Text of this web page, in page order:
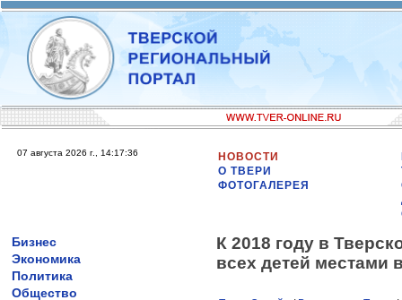
07 августа 2026 г., 14:17:36
НОВОСТИ
О ТВЕРИ
ФОТОГАЛЕРЕЯ
Бизнес
Экономика
Политика
Общество
К 2018 году в
всех детей местами